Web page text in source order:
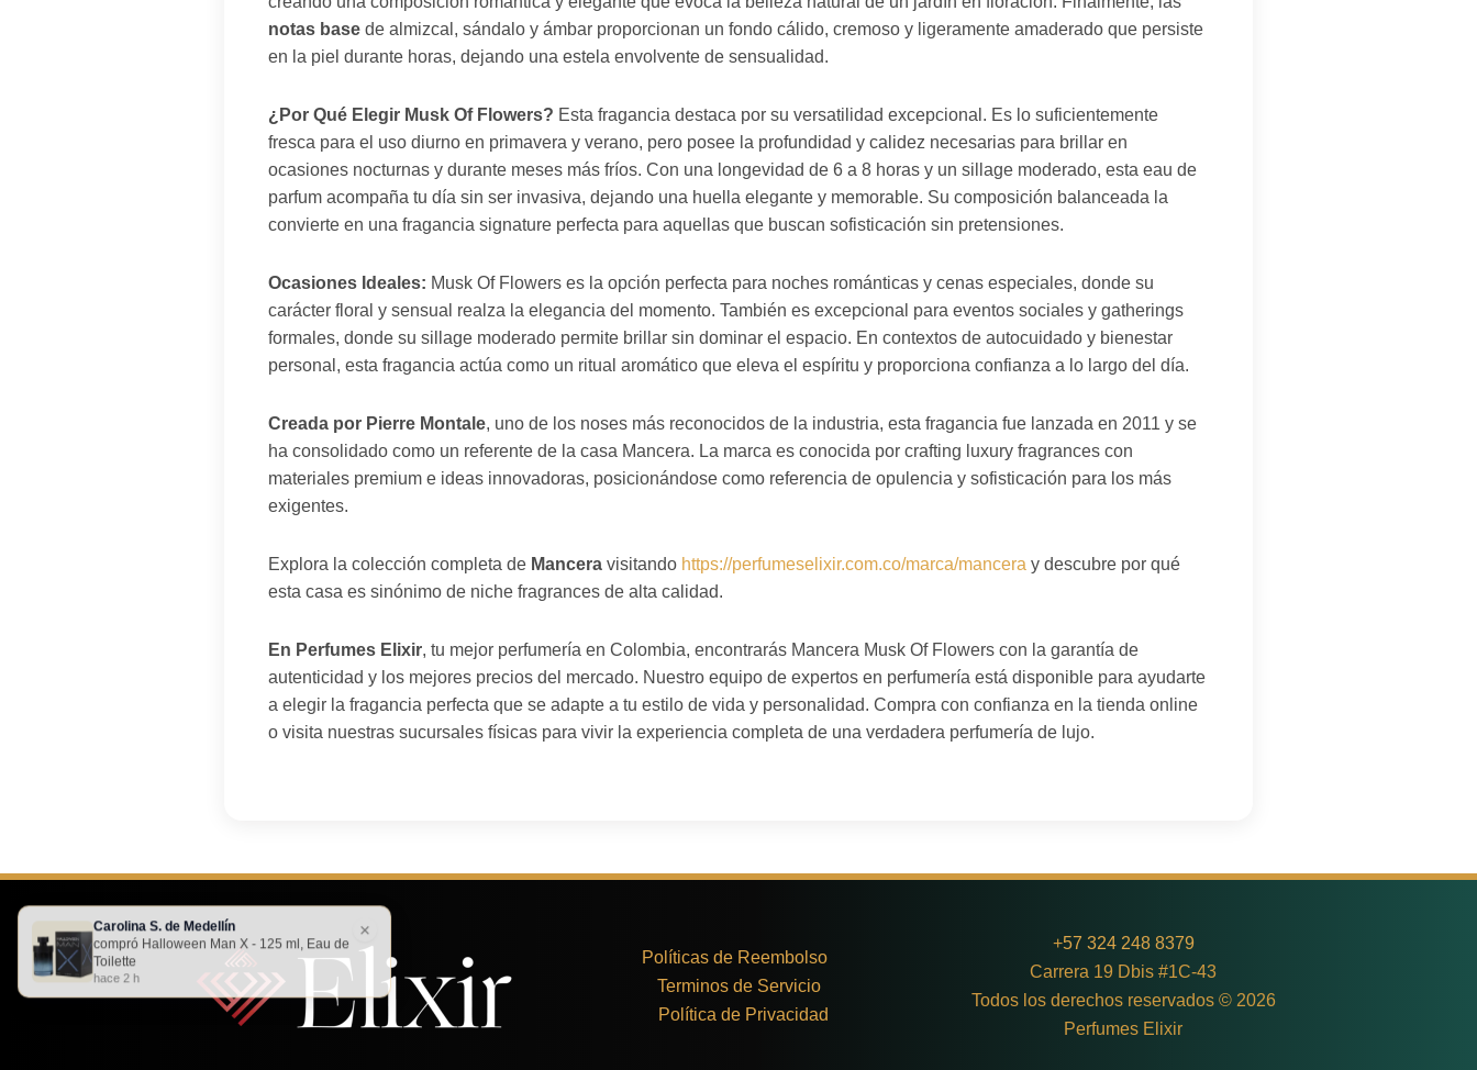
notas base de almizcal, sándalo y ámbar proporcionan un fondo cálido, cremoso y ligeramente amaderado que persiste
en la piel durante horas, dejando una estela envolvente de sensualidad.
¿Por Qué Elegir Musk Of Flowers? Esta fragancia destaca por su versatilidad excepcional. Es lo suficientemente
fresca para el uso diurno en primavera y verano, pero posee la profundidad y calidez necesarias para brillar en
ocasiones nocturnas y durante meses más fríos. Con una longevidad de 6 a 8 horas y un sillage moderado, esta eau de
parfum acompaña tu día sin ser invasiva, dejando una huella elegante y memorable. Su composición balanceada la
convierte en una fragancia signature perfecta para aquellas que buscan sofisticación sin pretensiones.
Ocasiones Ideales: Musk Of Flowers es la opción perfecta para noches románticas y cenas especiales, donde su
carácter floral y sensual realza la elegancia del momento. También es excepcional para eventos sociales y gatherings
formales, donde su sillage moderado permite brillar sin dominar el espacio. En contextos de autocuidado y bienestar
personal, esta fragancia actúa como un ritual aromático que eleva el espíritu y proporciona confianza a lo largo del día.
Creada por Pierre Montale, uno de los noses más reconocidos de la industria, esta fragancia fue lanzada en 2011 y se
ha consolidado como un referente de la casa Mancera. La marca es conocida por crafting luxury fragrances con
materiales premium e ideas innovadoras, posicionándose como referencia de opulencia y sofisticación para los más
exigentes.
Explora la colección completa de Mancera visitando https://perfumeselixir.com.co/marca/mancera y descubre por qué
esta casa es sinónimo de niche fragrances de alta calidad.
En Perfumes Elixir, tu mejor perfumería en Colombia, encontrarás Mancera Musk Of Flowers con la garantía de
autenticidad y los mejores precios del mercado. Nuestro equipo de expertos en perfumería está disponible para ayudarte
a elegir la fragancia perfecta que se adapte a tu estilo de vida y personalidad. Compra con confianza en la tienda online
o visita nuestras sucursales físicas para vivir la experiencia completa de una verdadera perfumería de lujo.
Políticas de Reembolso
Terminos de Servicio
Política de Privacidad
+57 324 248 8379
Carrera 19 Dbis #1C-43
Todos los derechos reservados © 2026
Perfumes Elixir
Carolina S. de Medellín
compró Halloween Man X - 125 ml, Eau de
Toilette
hace 2 h
×